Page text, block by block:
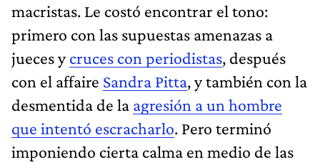
macristas. Le costó encontrar el tono:
primero con las supuestas amenazas a
jueces ycruces con periodistas, después
con el affaire Sandra Pitta, y también con la
desmentida de la agresión a un hombre
que intentó escracharlo. Pero terminó
imponiendo cierta calma en medio de las